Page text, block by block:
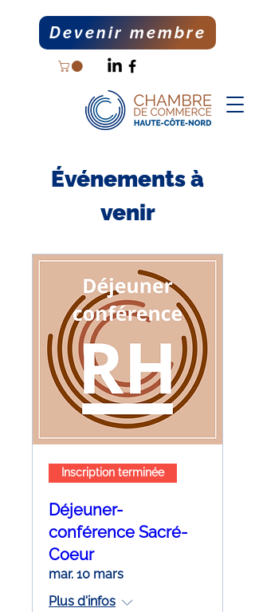
Devenir membre
Événements à
venir
Inscription terminée
Déjeuner-
conférence Sacré-
Coeur
mar. 10 mars
Plus d'infos